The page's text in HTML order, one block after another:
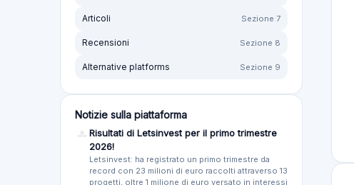
Articoli Sezione 7
Recensioni Sezione 8
Alternative platforms Sezione 9
Notizie sulla piattaforma
Risultati di Letsinvest per il primo trimestre
2026!
Letsinvest: ha registrato un primo trimestre da
record con 23 milioni di euro raccolti attraverso 13
progetti, oltre 1 milione di euro versato in interessi